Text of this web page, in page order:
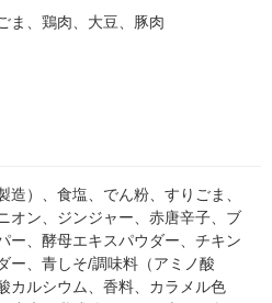
ま、鶏肉、大豆、豚肉
造）、食塩、でん粉、すりごま、
オン、ジンジャー、赤唐辛子、ブ
ー、酵母エキスパウダー、チキン
ー、青しそ/調味料（アミノ酸
カルシウム、香料、カラメル色